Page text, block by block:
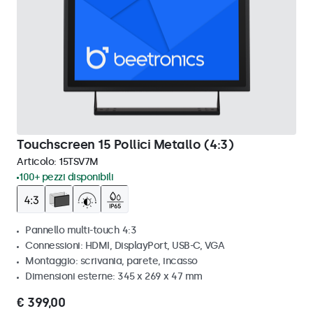
Touchscreen 15 Pollici Metallo (4:3)
Articolo: 15TSV7M
100+ pezzi disponibili
Pannello multi-touch 4:3
Connessioni: HDMI, DisplayPort, USB-C, VGA
Montaggio: scrivania, parete, incasso
Dimensioni esterne: 345 x 269 x 47 mm
€ 399,00